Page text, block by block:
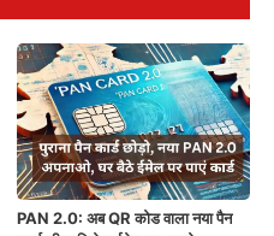
PAN 2.0: अब QR कोड वाला नया पैन